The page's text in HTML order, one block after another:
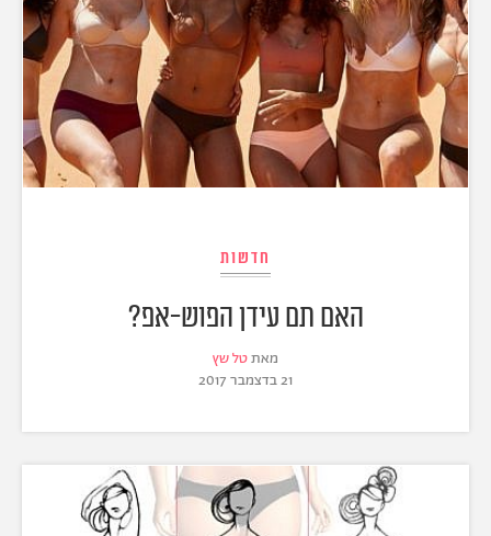
חדשות
האם תם עידן הפוש-אפ?
מאתטל שץ
21 בדצמבר 2017